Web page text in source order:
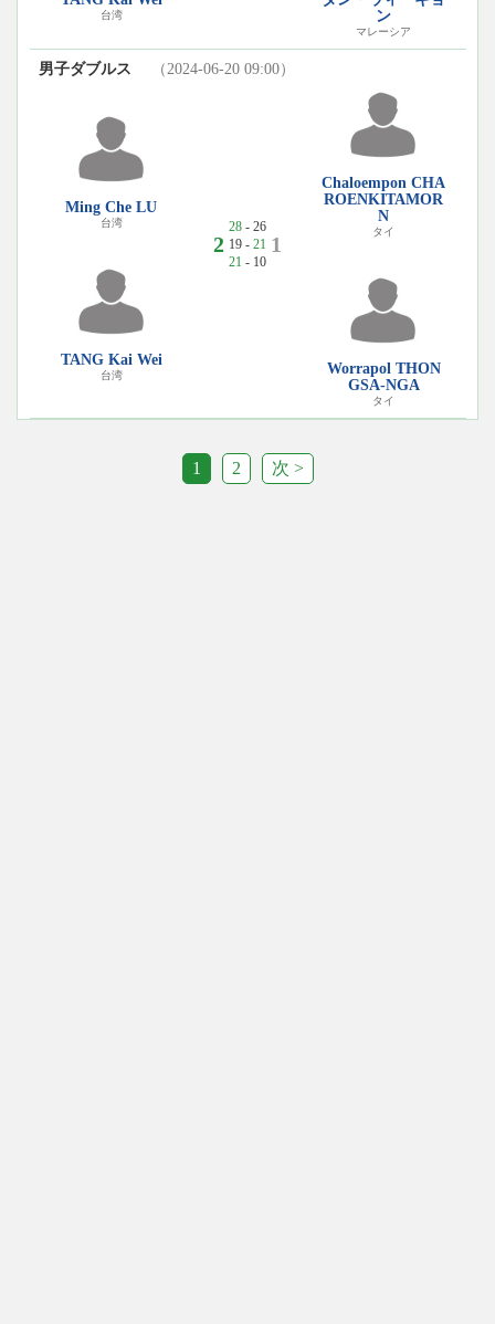
台湾
ン
マレーシア
男子ダブルス （2024-06-20 09:00）
Ming Che LU
台湾
TANG Kai Wei
台湾
2
28- 26
19 - 21
21 - 10
1
Chaloempon CHA
ROENKITAMOR
N
タイ
Worrapol THON
GSA-NGA
タイ
1 2 次 >